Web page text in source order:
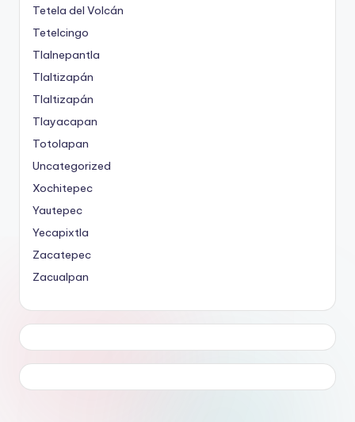
Tetela del Volcán
Tetelcingo
Tlalnepantla
Tlaltizapán
Tlaltizapán
Tlayacapan
Totolapan
Uncategorized
Xochitepec
Yautepec
Yecapixtla
Zacatepec
Zacualpan